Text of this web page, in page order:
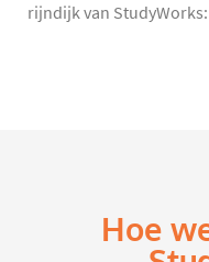
rijndijk van
Hoe